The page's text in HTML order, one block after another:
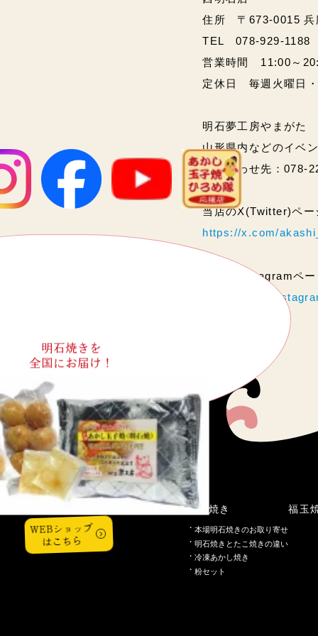
明石焼きを
全国にお届け！
WEBショップ
はこちら
住所 〒673-0015 兵
TEL 078-929-1188
営業時間 11:00～
定休日 毎週火曜日
明石夢工房やまがた
山形県内などのイベ
問い合わせ先：078-
当店のX(Twitter)ペー
https://x.com/
当店のInstagramペ
https://
こだわり明石焼き
本場明石焼きのお取り寄せ
明石焼きとたこ焼きの違い
冷凍あかし焼き
粉セット
福玉